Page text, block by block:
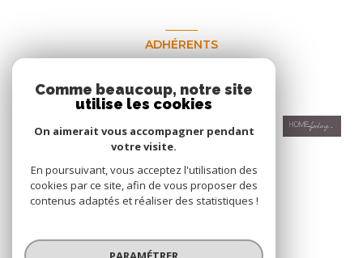
ADHÉRENTS
Nous adhérons
© 2026 | Tous droits réservés
Comme beaucoup, notre site
utilise les cookies
On aimerait vous accompagner pendant
votre visite.
En poursuivant, vous acceptez l'utilisation des
cookies par ce site, afin de vous proposer des
contenus adaptés et réaliser des statistiques !